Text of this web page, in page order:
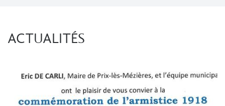
ACTUALITÉS